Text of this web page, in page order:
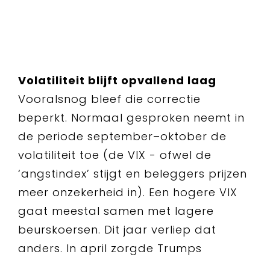
Volatiliteit blijft opvallend laag
Vooralsnog bleef die correctie
beperkt. Normaal gesproken neemt in
de periode september–oktober de
volatiliteit toe (de VIX - ofwel de
‘angstindex’ stijgt en beleggers prijzen
meer onzekerheid in). Een hogere VIX
gaat meestal samen met lagere
beurskoersen. Dit jaar verliep dat
anders. In april zorgde Trumps